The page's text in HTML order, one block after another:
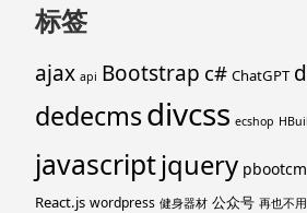
标签
ajax api Bootstrap c# ChatGPT
dedecmsdivcss ecshop
javascriptjquery
React.js wordpress 健身器材 公众号 再也不